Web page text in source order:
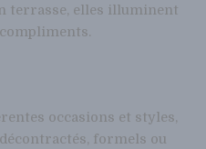
terrasse, elles illuminent
occasions et styles,
décontractés, formels ou